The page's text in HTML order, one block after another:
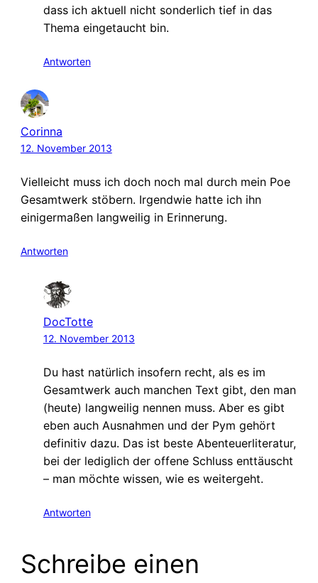
dass ich aktuell nicht sonderlich tief in das
Thema eingetaucht bin.
Antworten
Corinna
12. November 2013
Vielleicht muss ich doch noch mal durch mein Poe
Gesamtwerk stöbern. Irgendwie hatte ich ihn
einigermaßen langweilig in Erinnerung.
Antworten
DocTotte
12. November 2013
Du hast natürlich insofern recht, als es im
Gesamtwerk auch manchen Text gibt, den man
(heute) langweilig nennen muss. Aber es gibt
eben auch Ausnahmen und der Pym gehört
definitiv dazu. Das ist beste Abenteuerliteratur,
bei der lediglich der offene Schluss enttäuscht
– man möchte wissen, wie es weitergeht.
Antworten
Schreibe einen